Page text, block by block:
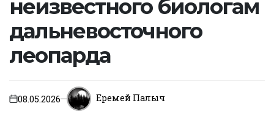
неизвестного биологам
дальневосточного
леопарда
on08.05.2026 Еремей Палыч